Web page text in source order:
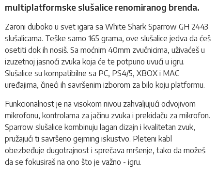
multiplatformske slušalice renomiranog brenda.
Zaroni duboko u svet igara sa White Shark Sparrow GH 2443
slušalicama. Teške samo 165 grama, ove slušalice jedva da ćeš
osetiti dok ih nosiš. Sa moćnim 40mm zvučnicima, uživaćeš u
izuzetnoj jasnoći zvuka koja će te potpuno uvući u igru.
Slušalice su kompatibilne sa PC, PS4/5, XBOX i MAC
uređajima, čineći ih savršenim izborom za bilo koju platformu.
Funkcionalnost je na visokom nivou zahvaljujući odvojivom
mikrofonu, kontrolama za jačinu zvuka i prekidaču za mikrofon.
Sparrow slušalice kombinuju lagan dizajn i kvalitetan zvuk,
pružajući ti savršeno gejming iskustvo. Pleteni kabl
obezbeđuje dugotrajnost i sprečava mršenje, tako da možeš
da se fokusiraš na ono što je važno - igru.